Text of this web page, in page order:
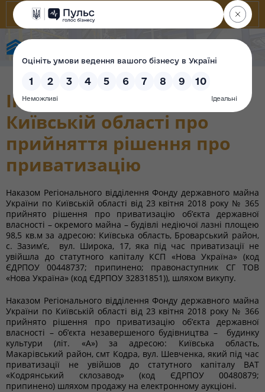
Інформація РВ ФДМУ по
Київській області про
прийняття рішення про
приватизацію
Наказом Регіонального відділення Фонду державного майна
України по Київській області від 23 квітня 2018 року № 365
прийнято рішення про приватизацію об’єкта державної
власності – окремого майна – будівлі недіючої лазні площею
98,5 кв.м за адресою: Київська область, Броварський район,
с. Зазим’є, вул. Широка, 17, яка під час приватизації не
увійшла до статутного капіталу КСП «Нова Україна» (код
ЄДРПОУ 00448737; припинено; правонаступник СГ ТОВ
«Нова Україна» (код ЄДРПОУ 32831851)), шляхом викупу.
Наказом Регіонального відділення Фонду державного майна
України по Київській області від 23 квітня 2018 року № 366
прийнято рішення про приватизацію об’єкта державної
власності – об’єкта незавершеного будівництва – будинку
культури (літ. «А») за адресою: Київська область,
Макарівський район, смт Кодра, вул. Шевченка, який під час
приватизації не увійшов до статутного капіталу ВАТ
«Кодрянський склозавод» (код ЄДРПОУ 00480879;
припинено) шляхом продажу на електронному аукціоні.